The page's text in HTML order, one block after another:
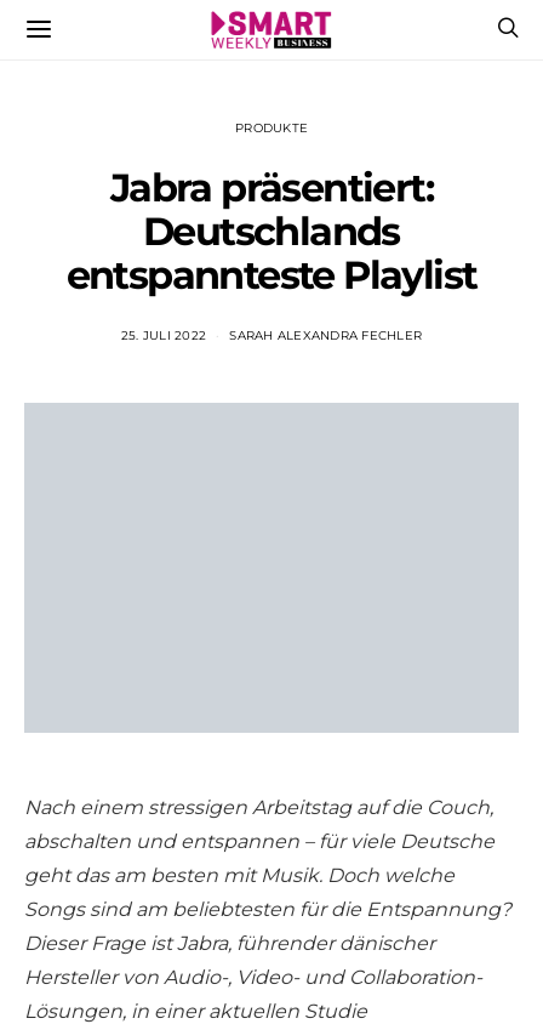
PRODUKTE
Jabra präsentiert:
Deutschlands
entspannteste Playlist
25. JULI 2022 SARAH ALEXANDRA FECHLER
Nach einem stressigen Arbeitstag auf die Couch,
abschalten und entspannen – für viele Deutsche
geht das am besten mit Musik. Doch welche
Songs sind am beliebtesten für die Entspannung?
Dieser Frage ist Jabra, führender dänischer
Hersteller von Audio-, Video- und Collaboration-
Lösungen, in einer aktuellen Studie